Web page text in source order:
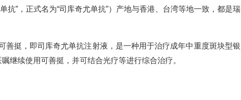
抗”，正式名为“司库奇尤单抗”）产地与香港、台湾等地一致，都是瑞
善挺，即司库奇尤单抗注射液，是一种用于治疗成年中重度斑块型银
继续使用可善挺，并可结合光疗等进行综合治疗。